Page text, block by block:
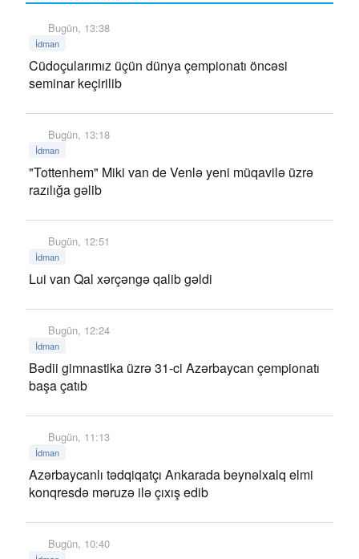
Bugün, 13:38
İdman
Cüdoçularımız üçün dünya çempionatı öncəsi
seminar keçirilib
Bugün, 13:18
İdman
"Tottenhem" Miki van de Venlə yeni müqavilə üzrə
razılığa gəlib
Bugün, 12:51
İdman
Lui van Qal xərçəngə qalib gəldi
Bugün, 12:24
İdman
Bədii gimnastika üzrə 31-ci Azərbaycan çempionatı
başa çatıb
Bugün, 11:13
İdman
Azərbaycanlı tədqiqatçı Ankarada beynəlxalq elmi
konqresdə məruzə ilə çıxış edib
Bugün, 10:40